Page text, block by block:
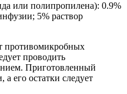
или полипропилена): 0.9%
5% раствор
противомикробных
проводить
Приготовленный
а его остатки следует